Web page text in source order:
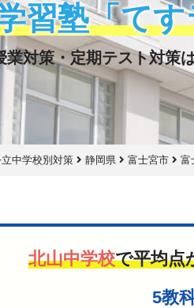
習塾「て
業対策・定期テスト対策
中学校別対策 静岡県 富士宮市 富
北山中学校で平均点
5教